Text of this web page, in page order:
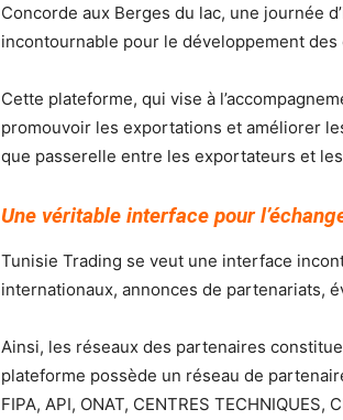
Concorde aux Berges du lac, une journée
incontournable pour le développement
Cette plateforme, qui vise à
promouvoir les exportations et améliorer
que passerelle entre les exportateurs et
Une véritable interface pour
Tunisie Trading se veut une interface
internationaux, annonces de partenariats,
Ainsi, les réseaux des partenaires
plateforme possède un réseau de
FIPA, API, ONAT, CENTRES TECHNIQUES,